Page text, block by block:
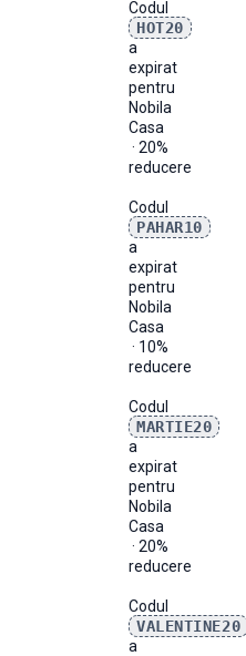
Codul
HOT20
a
expirat
pentru
Nobila
Casa
· 20%
reducere
Codul
PAHAR10
a
expirat
pentru
Nobila
Casa
· 10%
reducere
Codul
MARTIE20
a
expirat
pentru
Nobila
Casa
· 20%
reducere
Codul
VALENTINE20
a